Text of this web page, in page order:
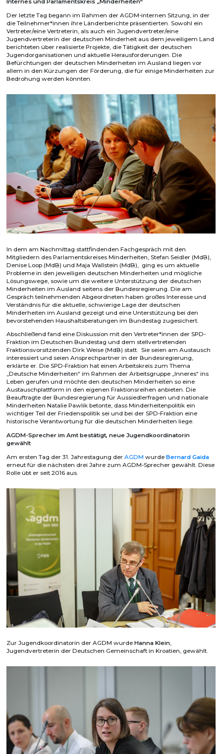
Internes und Parlamentskreis „Minderheiten“
Der letzte Tag begann im Rahmen der AGDM-internen Sitzung, in der
die Teilnehmer*innen ihre Länderberichte präsentierten. Sowohl ein
Vertreter/eine Vertreterin, als auch ein Jugendvertreter/eine
Jugendvertreterin der deutschen Minderheit aus dem jeweiligem Land
berichteten über realisierte Projekte, die Tätigkeit der deutschen
Jugendorganisationen und aktuelle Herausforderungen. Die
Befürchtungen der deutschen Minderheiten im Ausland liegen vor
allem in den Kürzungen der Förderung, die für einige Minderheiten zur
Bedrohung werden könnten.
In dem am Nachmittag stattfindenden Fachgespräch mit den
Mitgliedern des Parlamentskreises Minderheiten, Stefan Seidler (MdB),
Denise Loop (MdB) und Maja Wallstein (MdB), ging es um aktuelle
Probleme in den jeweiligen deutschen Minderheiten und mögliche
Lösungswege, sowie um die weitere Unterstützung der deutschen
Minderheiten im Ausland seitens der Bundesregierung. Die am
Gespräch teilnehmenden Abgeordneten haben großes Interesse und
Verständnis für die aktuelle, schwierige Lage der deutschen
Minderheiten im Ausland gezeigt und eine Unterstützung bei den
bevorstehenden Haushaltsberatungen im Bundestag zugesichert.
Abschließend fand eine Diskussion mit den Vertreter*innen der SPD-
Fraktion im Deutschen Bundestag und dem stellvertretenden
Fraktionsvorsitzenden Dirk Weise (MdB) statt. Sie seien am Austausch
interessiert und seien Ansprechpartner in der Bundesregierung,
erklärte er. Die SPD-Fraktion hat einen Arbeitskreis zum Thema
„Deutsche Minderheiten“ im Rahmen der Arbeitsgruppe „Inneres“ ins
Leben gerufen und möchte den deutschen Minderheiten so eine
Austauschplattform in den eigenen Fraktionsreihen anbieten. Die
Beauftragte der Bundesregierung für Aussiedlerfragen und nationale
Minderheiten Natalie Pawlik betonte, dass Minderheitenpolitik ein
wichtiger Teil der Friedenspolitik sei und bei der SPD-Fraktion eine
historische Verantwortung für die deutschen Minderheiten liege.
AGDM-Sprecher im Amt bestätigt, neue Jugendkoordinatorin
gewählt
Am ersten Tag der 31. Jahrestagung derAGDM wurdeBernard Gaida
erneut für die nächsten drei Jahre zum AGDM-Sprecher gewählt. Diese
Rolle übt er seit 2016 aus.
Zur Jugendkoordinatorin der AGDM wurdeHanna Klein,
Jugendvertreterin der Deutschen Gemeinschaft in Kroatien, gewählt.